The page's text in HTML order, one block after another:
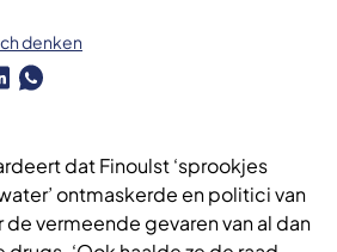
denken
dat ­Finoulst ‘sprookjes
ontmaskerde en politici van
vermeende gevaren van al dan